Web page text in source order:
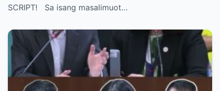
SCRIPT! Sa isang masalimuot…